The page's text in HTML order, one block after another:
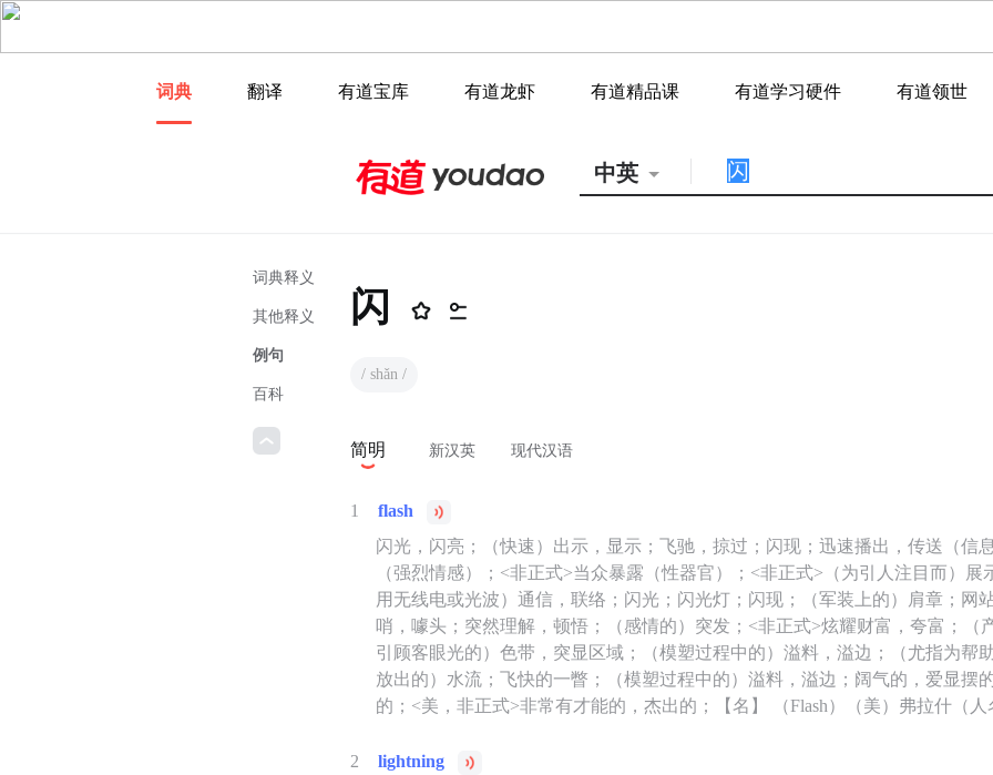
词典 翻译 有道宝库 有道龙虾 有道精品课 有道学习硬件 有道领世
中英
词典释义
其他释义
例句
百科
闪
/ shǎn /
简明 新汉英 现代汉语
1
flash
闪光，闪亮；（快速）出示，显示；飞驰，掠过；闪现；迅速播出，传送（信
（强烈情感）；<非正式>当众暴露（性器官）；<非正式>（为引人注目而）展
用无线电或光波）通信，联络；闪光；闪光灯；闪现；（军装上的）肩章；网
哨，噱头；突然理解，顿悟；（感情的）突发；<非正式>炫耀财富，夸富；（
引顾客眼光的）色带，突显区域；（模塑过程中的）溢料，溢边；（尤指为帮
放出的）水流；飞快的一瞥；（模塑过程中的）溢料，溢边；阔气的，爱显摆
的；<美，非正式>非常有才能的，杰出的；【名】 （Flash）（美）弗拉什（人
2
lightning